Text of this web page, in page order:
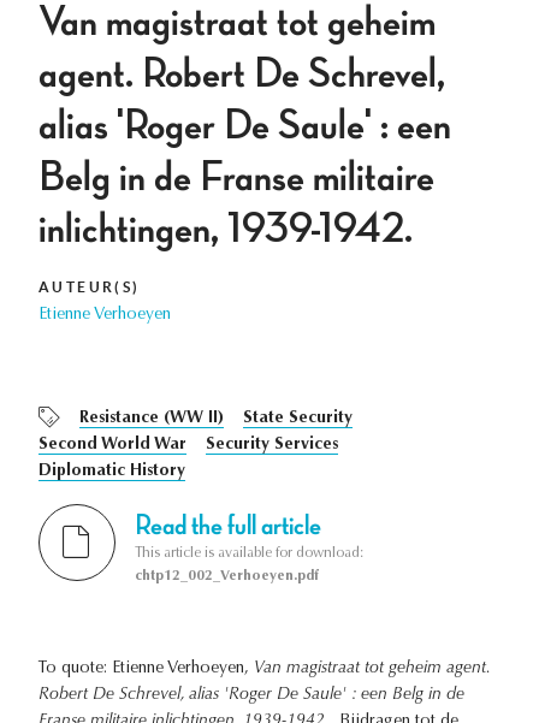
Van magistraat tot geheim
agent. Robert De Schrevel,
alias 'Roger De Saule' : een
Belg in de Franse militaire
inlichtingen, 1939-1942.
AUTEUR(S)
Etienne Verhoeyen
Resistance (WW II)
State Security
Second World War
Security Services
Diplomatic History
Read the full article
This article is available for download:
chtp12_002_Verhoeyen.pdf
To quote: Etienne Verhoeyen, Van magistraat tot geheim agent.
Robert De Schrevel, alias 'Roger De Saule' : een Belg in de